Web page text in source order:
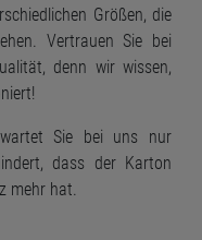
Größen, die
Vertrauen Sie bei
denn wir wissen,
Sie bei uns nur
dass der Karton
mehr hat.